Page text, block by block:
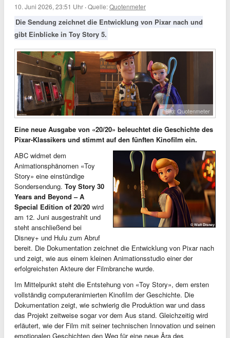
10. Juni 2026, 23:51 Uhr ·Quelle:Quotenmeter
Die Sendung zeichnet die Entwicklung von Pixar nach und
gibt Einblicke in Toy Story 5.
Bild: Quotenmeter
Eine neue Ausgabe von «20/20» beleuchtet die Geschichte des
Pixar-Klassikers und stimmt auf den fünften Kinofilm ein.
ABC widmet dem
Animationsphänomen «Toy
Story» eine einstündige
Sondersendung. Toy Story 30
Years and Beyond – A
Special Edition of 20/20 wird
am 12. Juni ausgestrahlt und
steht anschließend bei
Disney+ und Hulu zum Abruf
bereit. Die Dokumentation zeichnet die Entwicklung von Pixar nach
und zeigt, wie aus einem kleinen Animationsstudio einer der
erfolgreichsten Akteure der Filmbranche wurde.
Im Mittelpunkt steht die Entstehung von «Toy Story», dem ersten
vollständig computeranimierten Kinofilm der Geschichte. Die
Dokumentation zeigt, wie schwierig die Produktion war und dass
das Projekt zeitweise sogar vor dem Aus stand. Gleichzeitig wird
erläutert, wie der Film mit seiner technischen Innovation und seinen
emotionalen Geschichten den Weg für eine neue Ära des